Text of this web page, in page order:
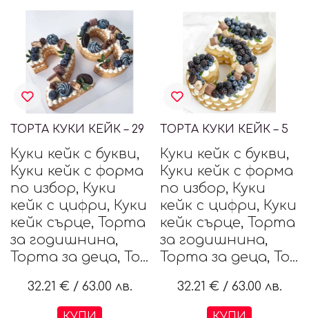
ТОРТА КУКИ КЕЙК – 29
Куки кейк с букви,
Куки кейк с форма
по избор, Куки
кейк с цифри, Куки
кейк сърце, Торта
за годишнина,
Торта за деца, То...
32.21 € / 63.00 лв.
ТОРТА КУКИ КЕЙК – 5
Куки кейк с букви,
Куки кейк с форма
по избор, Куки
кейк с цифри, Куки
кейк сърце, Торта
за годишнина,
Торта за деца, То...
32.21 € / 63.00 лв.